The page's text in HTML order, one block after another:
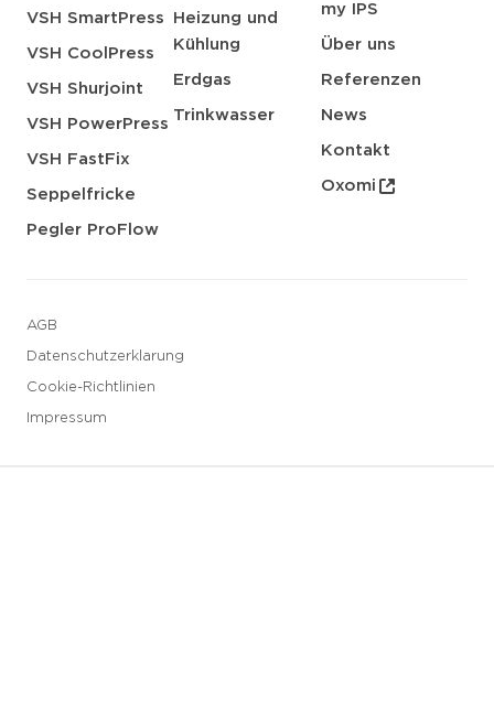
VSH SmartPress
VSH CoolPress
VSH Shurjoint
VSH PowerPress
VSH FastFix
Seppelfricke
Pegler ProFlow
Heizung und
Kühlung
Erdgas
Trinkwasser
my IPS
Über uns
Referenzen
News
Kontakt
Oxomi
AGB
Datenschutzerklarung
Cookie-Richtlinien
Impressum